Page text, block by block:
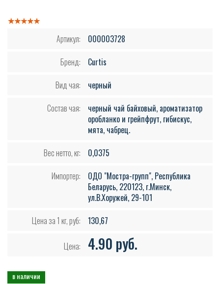
Артикул:
000003728
Бренд:
Curtis
Вид чая:
черный
Состав чая:
черный чай байховый, ароматизатор
оробланко и грейпфрут, гибискус,
мята, чабрец.
Вес нетто, кг:
0,0375
Импортер:
ОДО "Мостра-групп", Республика
Беларусь, 220123, г.Минск,
ул.В.Хоружей, 29-101
Цена за 1 кг, руб:
130,67
Цена: 4.90 руб.
в наличии